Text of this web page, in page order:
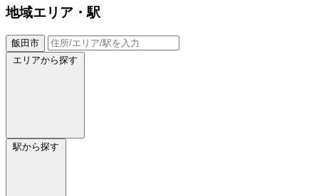
地域エリア・駅
飯田市
エリアから探す
駅から探す